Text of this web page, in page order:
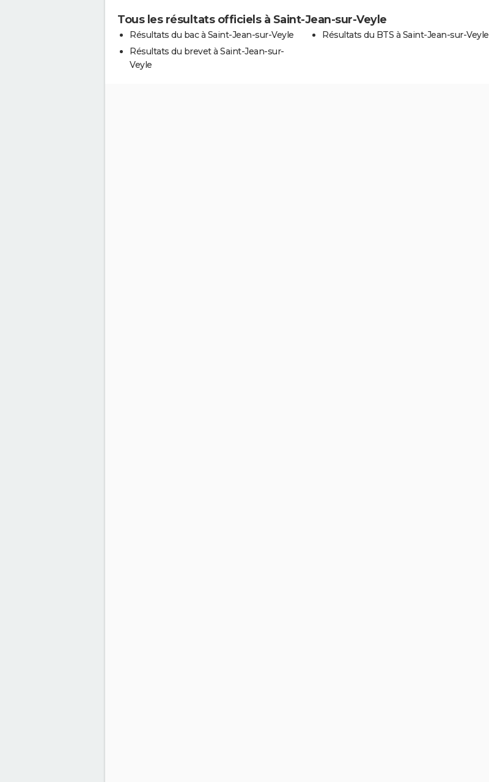
Tous les résultats officiels à Saint-Jean-sur-Veyle
Résultats du bac à Saint-Jean-sur-Veyle
Résultats du brevet à Saint-Jean-sur-
Veyle
Résultats du BTS à Saint-Jean-sur-Veyle